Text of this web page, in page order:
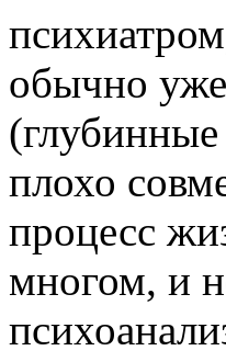
обычно уже
(глубинные
плохо
процесс
многом, и